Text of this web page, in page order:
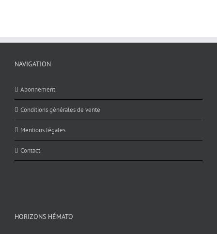
NAVIGATION
Abonnement
Conditions générales de vente
Mentions légales
Contact
HORIZONS HÉMATO